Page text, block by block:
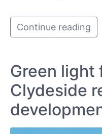
Continue reading
Green light
Clydeside